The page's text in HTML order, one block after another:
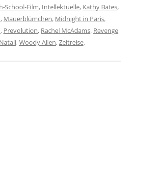
School-Film, Intellektuelle, Kathy Bates,
, Mauerblümchen, Midnight in Paris,
, Prevolution, Rachel McAdams, Revenge
,Woody Allen,Zeitreise.